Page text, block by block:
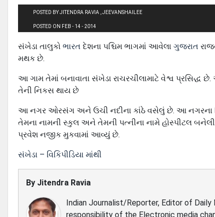
POSTED BY JITENDRA RAVIA , JEEVANSHAILEE
POSTED ON FEB - 14 - 2014
સંખેડા તાલુકો ભારત દેશના પશ્ચિમ ભાગમાં આવેલા ગુજરાત
મથક છે.
આ ગામ તેમાં બનાવાતા સંખેડા રાચરચીલામાટે વેશ્વ પ્રસિદ્ધ
તેની નિકસ થાય છે
આ નગર ઓરસંગ અને ઉચી નદીના કાંઠે વસેલું છે. આ નગરના
તેમના નામની સ્કુલ અને તેમની પત્નીના નામે હોસ્પીટલ
પ્રવેશ નજીક મુકવામાં આવ્યું છે.
સંખેડા – વિકિપીડિયા માંથી
By Jitendra Ravia
Indian Journalist/Reporter, Editor of
responsibility of the Electronic media